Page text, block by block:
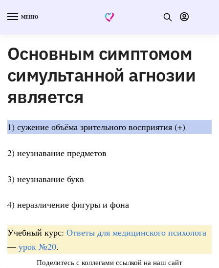
МЕНЮ
Основным симптомом
симультанной агнозии
является
1) сужение объёма зрительного восприятия (+)
2) неузнавание предметов
3) неузнавание букв
4) неразличение фигуры и фона
Учебный курс: Ответы для медицинского психолога
— урок №20.
Поделитесь с коллегами ссылкой на наш сайт